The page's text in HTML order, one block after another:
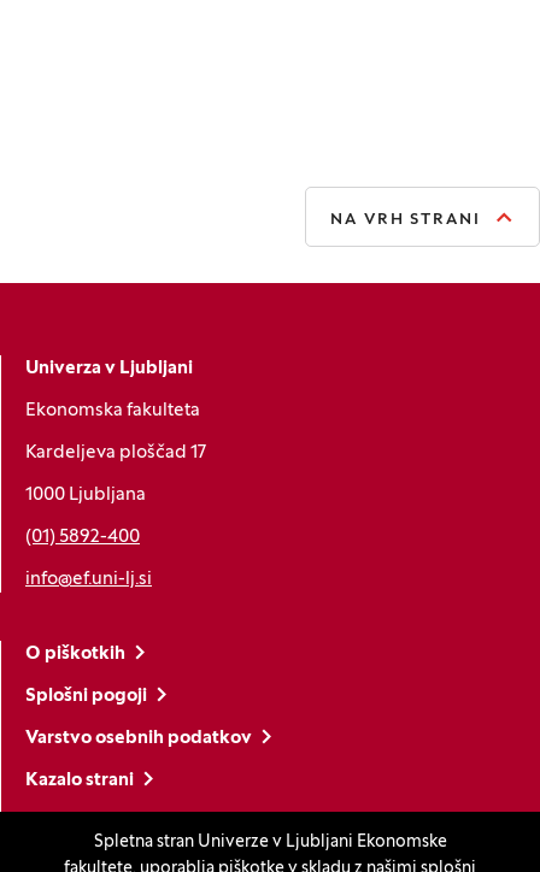
Spletna stran Univerze v Ljubljani Ekonomske
NA VRH STRANI
Univerza v Ljubljani
Ekonomska fakulteta
Kardeljeva ploščad 17
1000 Ljubljana
(01) 5892-400
info@ef.uni-lj.si
O piškotkih
Splošni pogoji
Varstvo osebnih podatkov
Kazalo strani
Nastavitve piškotkov